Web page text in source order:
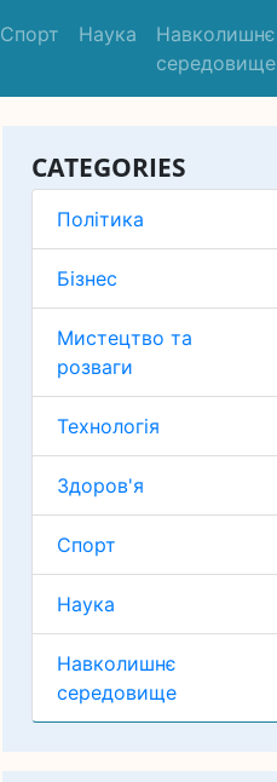
Спорт Наука
Навколишнє
середовище
CATEGORIES
Політика
Бізнес
Мистецтво та
розваги
Технологія
Здоров'я
Спорт
Наука
Навколишнє
середовище